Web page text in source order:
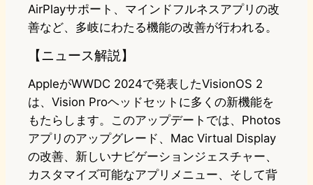
AirPlayサポート、マインドフルネスアプリの改
善など、多岐にわたる機能の改善が行われる。
【ニュース解説】
AppleがWWDC 2024で発表したVisionOS 2
は、Vision Proヘッドセットに多くの新機能を
もたらします。このアップデートでは、Photos
アプリのアップグレード、Mac Virtual Display
の改善、新しいナビゲーションジェスチャー、
カスタマイズ可能なアプリメニュー、そして背